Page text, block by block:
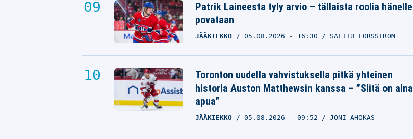
Patrik Laineesta tyly arvio – tällaista roolia hänelle
povataan
JÄÄKIEKKO 05.08.2026 - 16:30 SALTTU FORSSTRÖM
Toronton uudella vahvistuksella pitkä yhteinen
historia Auston Matthewsin kanssa – ”Siitä on aina
apua”
JÄÄKIEKKO 05.08.2026 - 09:52 JONI AHOKAS